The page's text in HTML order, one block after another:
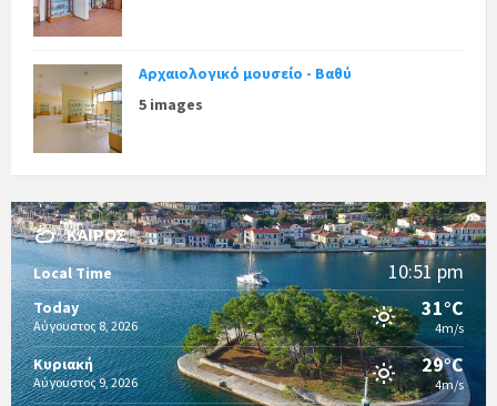
Αρχαιολογικό μουσείο - Βαθύ
5 images
ΚΑΙΡΌΣ
Local Time 10:51 pm
Today
Αύγουστος 8, 2026
31°C
4m/s
Κυριακή
Αύγουστος 9, 2026
29°C
4m/s